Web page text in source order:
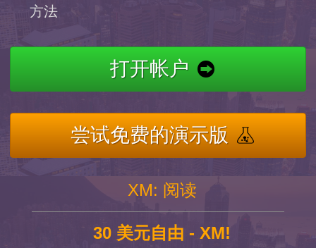
方法
打开帐户
尝试免费的演示版
XM: 阅读
30 美元自由 - XM!